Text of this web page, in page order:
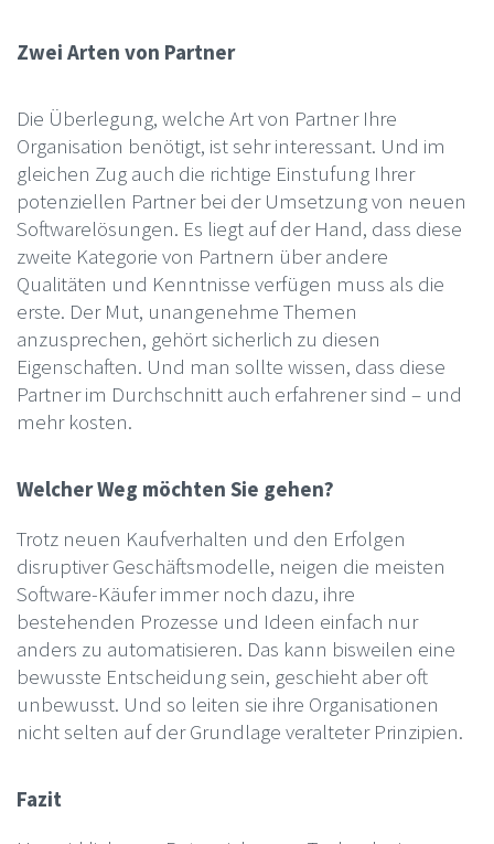
Zwei Arten von Partner
Die Überlegung, welche Art von Partner Ihre
Organisation benötigt, ist sehr interessant. Und im
gleichen Zug auch die richtige Einstufung Ihrer
potenziellen Partner bei der Umsetzung von neuen
Softwarelösungen. Es liegt auf der Hand, dass diese
zweite Kategorie von Partnern über andere
Qualitäten und Kenntnisse verfügen muss als die
erste. Der Mut, unangenehme Themen
anzusprechen, gehört sicherlich zu diesen
Eigenschaften. Und man sollte wissen, dass diese
Partner im Durchschnitt auch erfahrener sind – und
mehr kosten.
Welcher Weg möchten Sie gehen?
Trotz neuen Kaufverhalten und den Erfolgen
disruptiver Geschäftsmodelle, neigen die meisten
Software-Käufer immer noch dazu, ihre
bestehenden Prozesse und Ideen einfach nur
anders zu automatisieren. Das kann bisweilen eine
bewusste Entscheidung sein, geschieht aber oft
unbewusst. Und so leiten sie ihre Organisationen
nicht selten auf der Grundlage veralteter Prinzipien.
Fazit